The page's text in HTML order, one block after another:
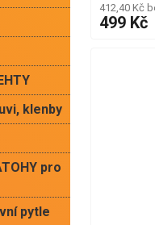
klenby
pro
pytle
412,40 Kč
499 Kč